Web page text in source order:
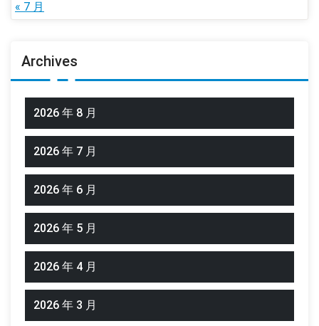
« 7 月
Archives
2026 年 8 月
2026 年 7 月
2026 年 6 月
2026 年 5 月
2026 年 4 月
2026 年 3 月